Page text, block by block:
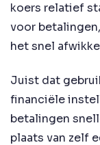
koers relatief
voor
het snel
Juist dat
financiële
betalingen
plaats van zelf